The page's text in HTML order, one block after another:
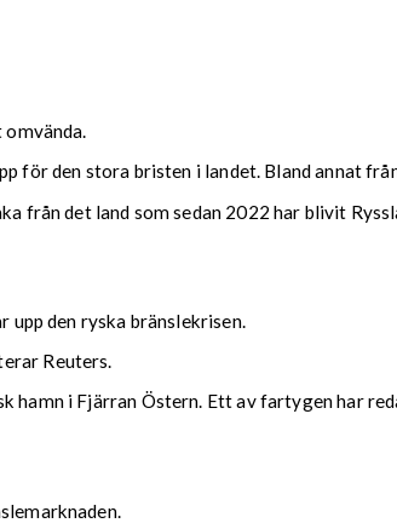
omvända.
för den stora bristen i landet. Bland annat
från det land som sedan 2022 har blivit
den ryska bränslekrisen.
Reuters.
hamn i Fjärran Östern. Ett av fartygen har